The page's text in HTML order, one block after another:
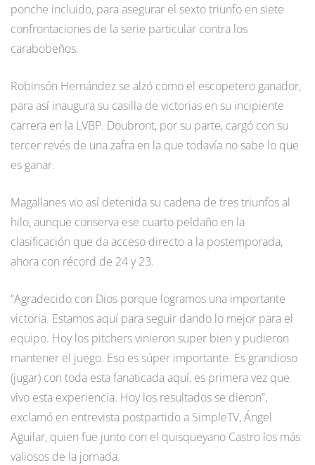
ponche incluido, para asegurar el sexto triunfo en siete
confrontaciones de la serie particular contra los
carabobeños.
Robinsón Hernández se alzó como el escopetero ganador,
para así inaugura su casilla de victorias en su incipiente
carrera en la LVBP. Doubront, por su parte, cargó con su
tercer revés de una zafra en la que todavía no sabe lo que
es ganar.
Magallanes vio así detenida su cadena de tres triunfos al
hilo, aunque conserva ese cuarto peldaño en la
clasificación que da acceso directo a la postemporada,
ahora con récord de 24 y 23.
“Agradecido con Dios porque logramos una importante
victoria. Estamos aquí para seguir dando lo mejor para el
equipo. Hoy los pitchers vinieron super bien y pudieron
mantener el juego. Eso es súper importante. Es grandioso
(jugar) con toda esta fanaticada aquí, es primera vez que
vivo esta experiencia. Hoy los resultados se dieron”,
exclamó en entrevista postpartido a SimpleTV, Ángel
Aguilar, quien fue junto con el quisqueyano Castro los más
valiosos de la jornada.